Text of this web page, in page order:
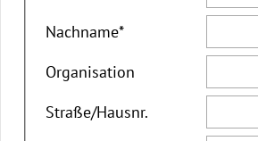
Nachname*
Organisation
Straße/Hausnr.